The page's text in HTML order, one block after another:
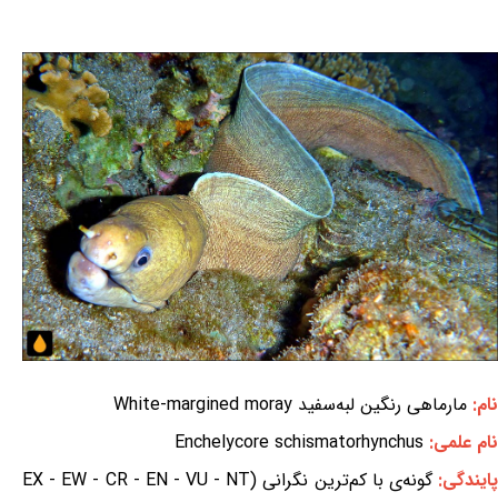
نام: مارماهی رنگین لبه‌سفید White-margined moray
نام علمی: Enchelycore schismatorhynchus
پایندگی:
گونه‌ی با کم‌ترین نگرانی (EX - EW - CR - EN - VU - NT